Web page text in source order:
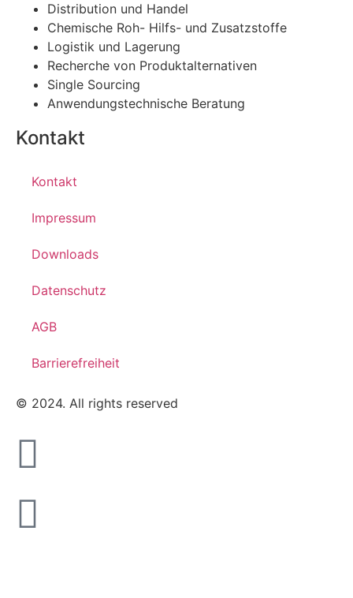
Distribution und Handel
Chemische Roh- Hilfs- und Zusatzstoffe
Logistik und Lagerung
Recherche von Produktalternativen
Single Sourcing
Anwendungstechnische Beratung
Kontakt
Kontakt
Impressum
Downloads
Datenschutz
AGB
Barrierefreiheit
© 2024. All rights reserved